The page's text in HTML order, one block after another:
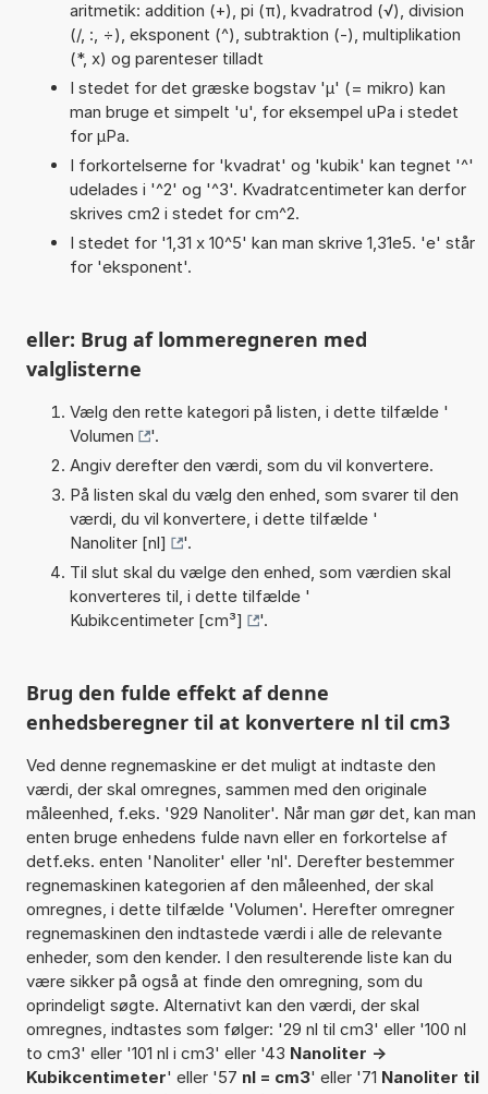
aritmetik: addition (+), pi (π), kvadratrod (√), division
(/, :, ÷), eksponent (^), subtraktion (-), multiplikation
(*, x) og parenteser tilladt
I stedet for det græske bogstav 'µ' (= mikro) kan
man bruge et simpelt 'u', for eksempel uPa i stedet
for µPa.
I forkortelserne for 'kvadrat' og 'kubik' kan tegnet '^'
udelades i '^2' og '^3'. Kvadratcentimeter kan derfor
skrives cm2 i stedet for cm^2.
I stedet for '1,31 x 10^5' kan man skrive 1,31e5. 'e' står
for 'eksponent'.
eller: Brug af lommeregneren med
valglisterne
Vælg den rette kategori på listen, i dette tilfælde '
Volumen
'.
Angiv derefter den værdi, som du vil konvertere.
På listen skal du vælg den enhed, som svarer til den
værdi, du vil konvertere, i dette tilfælde '
Nanoliter [nl]
'.
Til slut skal du vælge den enhed, som værdien skal
konverteres til, i dette tilfælde '
Kubikcentimeter [cm³]
'.
Brug den fulde effekt af denne
enhedsberegner til at konvertere nl til cm3
Ved denne regnemaskine er det muligt at indtaste den
værdi, der skal omregnes, sammen med den originale
måleenhed, f.eks. '929 Nanoliter'. Når man gør det, kan man
enten bruge enhedens fulde navn eller en forkortelse af
detf.eks. enten 'Nanoliter' eller 'nl'. Derefter bestemmer
regnemaskinen kategorien af den måleenhed, der skal
omregnes, i dette tilfælde 'Volumen'. Herefter omregner
regnemaskinen den indtastede værdi i alle de relevante
enheder, som den kender. I den resulterende liste kan du
være sikker på også at finde den omregning, som du
oprindeligt søgte. Alternativt kan den værdi, der skal
omregnes, indtastes som følger: '29 nl til cm3' eller '100 nl
to cm3' eller '101 nl i cm3' eller '43 Nanoliter ->
Kubikcentimeter' eller '57 nl = cm3' eller '71 Nanoliter til